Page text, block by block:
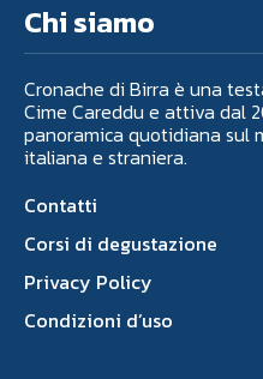
Chi siamo
Cronache di Birra è una
Cime Careddu e attiva dal
panoramica quotidiana sul
italiana e straniera.
Contatti
Corsi di degustazione
Privacy Policy
Condizioni d’uso